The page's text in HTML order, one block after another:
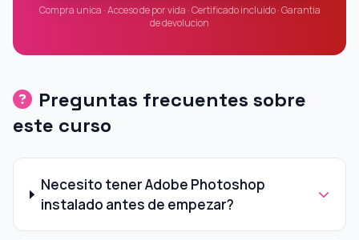
Compra unica · Acceso de por vida · Certificado incluido · Garantia
de devolucion
Preguntas frecuentes sobre
este curso
Necesito tener Adobe Photoshop
instalado antes de empezar?